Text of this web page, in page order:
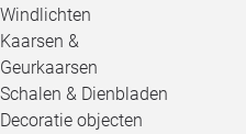
Windlichten
Kaarsen &
Geurkaarsen
Schalen & Dienbladen
Decoratie objecten